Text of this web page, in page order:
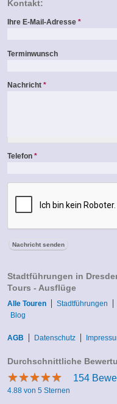
Kontakt:
Ihre E-Mail-Adresse*
Terminwunsch
Nachricht*
Telefon*
Stadtführungen in
Tours - Ausflüge
Alle Touren Stadtführungen
Blog
AGB Datenschutz
Durchschnittliche
★★★★★
★★★★★ 154
4.88 von 5 Sternen